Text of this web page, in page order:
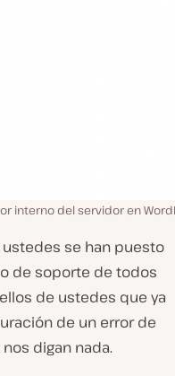
interno del servidor en
se han puesto
de soporte de todos
de ustedes que ya
de un error de
digan nada.